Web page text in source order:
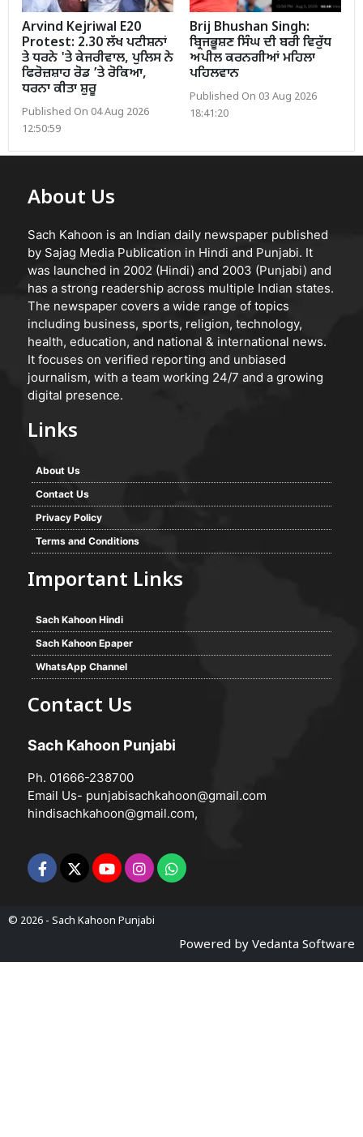
Arvind Kejriwal E20
Protest: 2.30 ਲੱਖ ਪਟੀਸ਼ਨਾਂ
ਤੇ ਧਰਨੇ 'ਤੇ ਕੇਜਰੀਵਾਲ, ਪੁਲਿਸ ਨੇ
ਫਿਰੋਜ਼ਸ਼ਾਹ ਰੋਡ ’ਤੇ ਰੋਕਿਆ,
ਧਰਨਾ ਕੀਤਾ ਸ਼ੁਰੂ
Published On 04 Aug 2026
12:50:59
Brij Bhushan Singh:
ਬ੍ਰਿਜਭੂਸ਼ਣ ਸਿੰਘ ਦੀ ਬਰੀ ਵਿਰੁੱਧ
ਅਪੀਲ ਕਰਨਗੀਆਂ ਮਹਿਲਾ
ਪਹਿਲਵਾਨ
Published On 03 Aug 2026
18:41:20
About Us
Sach Kahoon is an Indian daily newspaper published
by Sajag Media Publication in Hindi and Punjabi. It
was launched in 2002 (Hindi) and 2003 (Punjabi) and
has a strong readership across multiple Indian states.
The newspaper covers a wide range of topics
including business, sports, religion, technology,
health, education, and national & international news.
It focuses on verified reporting and unbiased
journalism, with a team working 24/7 and a growing
digital presence.
Links
About Us
Contact Us
Privacy Policy
Terms and Conditions
Important Links
Sach Kahoon Hindi
Sach Kahoon Epaper
WhatsApp Channel
Contact Us
Sach Kahoon Punjabi
Ph. 01666-238700
Email Us- punjabisachkahoon@gmail.com
hindisachkahoon@gmail.com,
© 2026 - Sach Kahoon Punjabi
Powered by Vedanta Software